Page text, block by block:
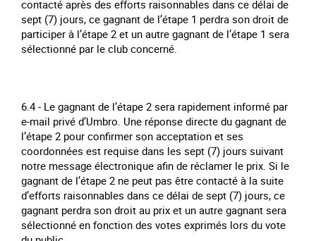
contacté après des efforts raisonnables dans ce délai de
sept (7) jours, ce gagnant de l’étape 1 perdra son droit de
participer à l’étape 2 et un autre gagnant de l’étape 1 sera
sélectionné par le club concerné.
6.4 - Le gagnant de l’étape 2 sera rapidement informé par
e-mail privé d’Umbro. Une réponse directe du gagnant de
l’étape 2 pour confirmer son acceptation et ses
coordonnées est requise dans les sept (7) jours suivant
notre message électronique afin de réclamer le prix. Si le
gagnant de l’étape 2 ne peut pas être contacté à la suite
d’efforts raisonnables dans ce délai de sept (7) jours, ce
gagnant perdra son droit au prix et un autre gagnant sera
sélectionné en fonction des votes exprimés lors du vote